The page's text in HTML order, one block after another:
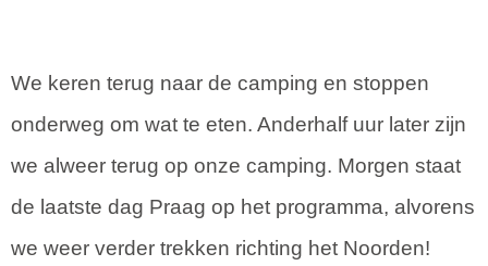
We keren terug naar de camping en stoppen
onderweg om wat te eten. Anderhalf uur later zijn
we alweer terug op onze camping. Morgen staat
de laatste dag Praag op het programma, alvorens
we weer verder trekken richting het Noorden!